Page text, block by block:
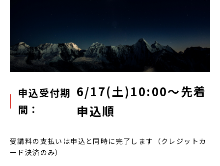
申込受付期
間：
6/17(土)10:00～先着
申込順
受講料の支払いは申込と同時に完了します（クレジットカ
ード決済のみ）